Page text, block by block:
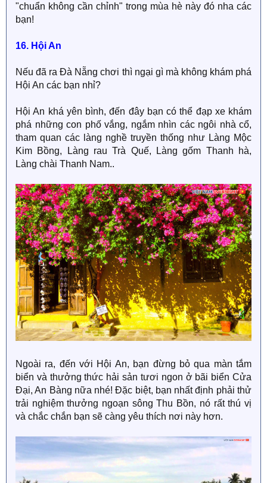
"chuẩn không cần chỉnh" trong mùa hè này đó nha các
bạn!
16. Hội An
Nếu đã ra Đà Nẵng chơi thì ngại gì mà không khám phá
Hội An các bạn nhỉ?
Hội An khá yên bình, đến đây bạn có thể đạp xe khám
phá những con phố vắng, ngắm nhìn các ngôi nhà cổ,
tham quan các làng nghề truyền thống như Làng Mộc
Kim Bồng, Làng rau Trà Quế, Làng gốm Thanh hà,
Làng chài Thanh Nam..
Ngoài ra, đến với Hội An, bạn đừng bỏ qua màn tắm
biển và thưởng thức hải sản tươi ngon ở bãi biển Cửa
Đại, An Bàng nữa nhé! Đặc biệt, bạn nhất định phải thử
trải nghiệm thưởng ngoạn sông Thu Bồn, nó rất thú vị
và chắc chắn bạn sẽ càng yêu thích nơi này hơn.